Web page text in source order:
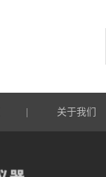
关于我们